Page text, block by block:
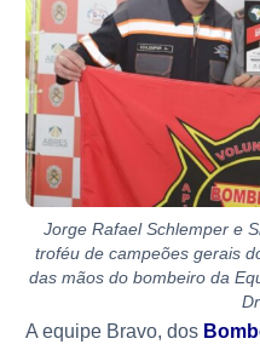
Jorge Rafael Schlemper e
troféu de campeões gerais
das mãos do bombeiro da
A equipe Bravo, dos